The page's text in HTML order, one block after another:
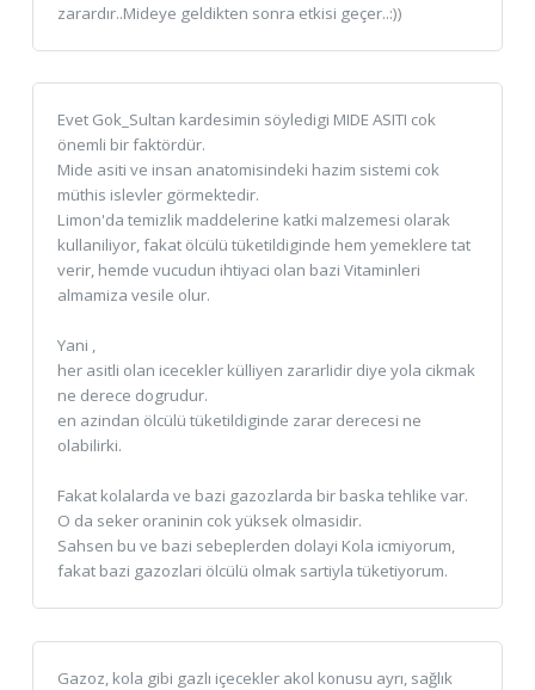
zarardır..Mideye geldikten sonra etkisi geçer..:))
Evet Gok_Sultan kardesimin söyledigi MIDE ASITI cok
önemli bir faktördür.
Mide asiti ve insan anatomisindeki hazim sistemi cok
müthis islevler görmektedir.
Limon'da temizlik maddelerine katki malzemesi olarak
kullaniliyor, fakat ölcülü tüketildiginde hem yemeklere tat
verir, hemde vucudun ihtiyaci olan bazi Vitaminleri
almamiza vesile olur.
Yani ,
her asitli olan icecekler külliyen zararlidir diye yola cikmak
ne derece dogrudur.
en azindan ölcülü tüketildiginde zarar derecesi ne
olabilirki.
Fakat kolalarda ve bazi gazozlarda bir baska tehlike var.
O da seker oraninin cok yüksek olmasidir.
Sahsen bu ve bazi sebeplerden dolayi Kola icmiyorum,
fakat bazi gazozlari ölcülü olmak sartiyla tüketiyorum.
Gazoz, kola gibi gazlı içecekler akol konusu ayrı, sağlık